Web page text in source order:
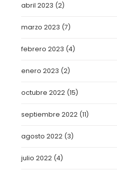
abril 2023 (2)
marzo 2023 (7)
febrero 2023 (4)
enero 2023 (2)
octubre 2022 (15)
septiembre 2022 (11)
agosto 2022 (3)
julio 2022 (4)